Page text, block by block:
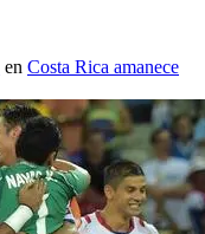
en Costa Rica amanece